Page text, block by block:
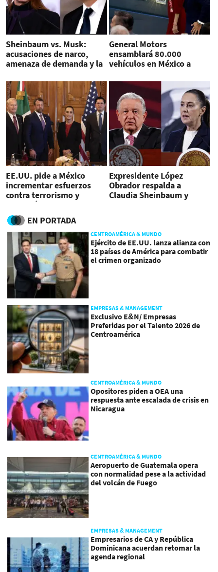
Sheinbaum vs. Musk:
acusaciones de narco,
amenaza de demanda y la
General Motors
ensamblará 80.000
vehículos en México a
EE.UU. pide a México
incrementar esfuerzos
contra terrorismo y
narcotráfico
Expresidente López
Obrador respalda a
Claudia Sheinbaum y
EN PORTADA
CENTROAMÉRICA & MUNDO
Ejército de EE.UU. lanza alianza con
18 países de América para combatir
el crimen organizado
EMPRESAS & MANAGEMENT
Exclusivo E&N/ Empresas
Preferidas por el Talento 2026 de
Centroamérica
CENTROAMÉRICA & MUNDO
Opositores piden a OEA una
respuesta ante escalada de crisis en
Nicaragua
CENTROAMÉRICA & MUNDO
Aeropuerto de Guatemala opera
con normalidad pese a la actividad
del volcán de Fuego
EMPRESAS & MANAGEMENT
Empresarios de CA y República
Dominicana acuerdan retomar la
agenda regional